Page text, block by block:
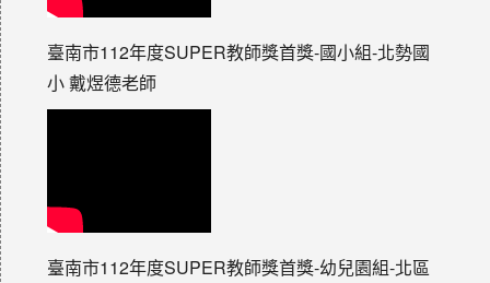
臺南市112年度SUPER教師獎首獎-國小組-北勢國
小 戴煜德老師
臺南市112年度SUPER教師獎首獎-幼兒園組-北區